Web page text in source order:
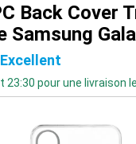
Back Cover
Samsung
Excellent
23:30 pour une livraison